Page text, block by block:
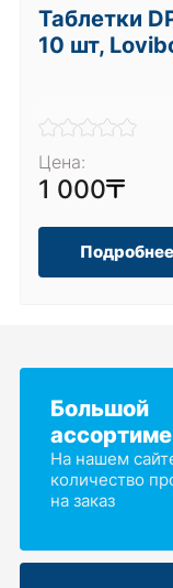
Таблетки
10 шт,
Цена:
1 000
Подробнее
Большой
На нашем
количество
на заказ